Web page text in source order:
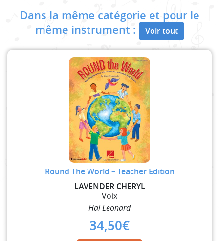
Dans la même catégorie et pour le
même instrument :
Voir tout
Round The World – Teacher Edition
LAVENDER CHERYL
Voix
Hal Leonard
34,50€